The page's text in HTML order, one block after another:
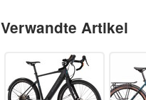
Verwandte Artikel